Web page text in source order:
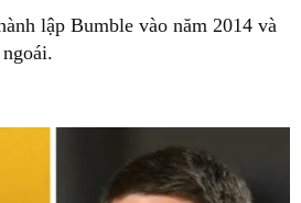
lập Bumble vào năm 2014 và